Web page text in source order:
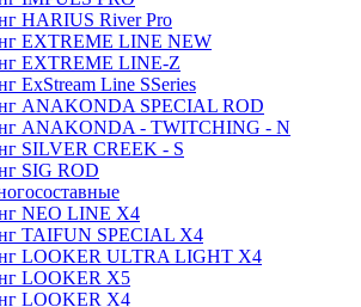
HARIUS River Pro
EXTREME LINE NEW
EXTREME LINE-Z
ExStream Line SSeries
ANAKONDA SPECIAL ROD
ANAKONDA - TWITCHING - N
SILVER CREEK - S
SIG ROD
NEO LINE X4
TAIFUN SPECIAL X4
LOOKER ULTRA LIGHT X4
LOOKER X5
LOOKER X4